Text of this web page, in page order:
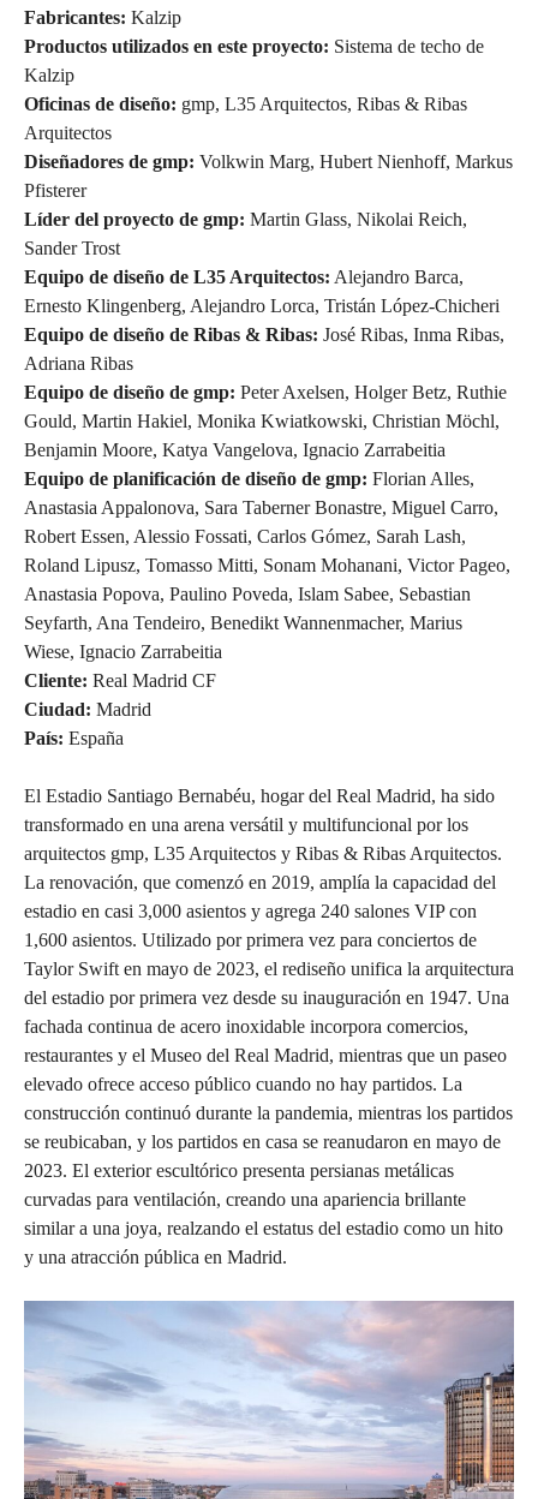
Fabricantes: Kalzip
Productos utilizados en este proyecto: Sistema de techo de
Kalzip
Oficinas de diseño: gmp, L35 Arquitectos, Ribas & Ribas
Arquitectos
Diseñadores de gmp: Volkwin Marg, Hubert Nienhoff, Markus
Pfisterer
Líder del proyecto de gmp: Martin Glass, Nikolai Reich,
Sander Trost
Equipo de diseño de L35 Arquitectos: Alejandro Barca,
Ernesto Klingenberg, Alejandro Lorca, Tristán López-Chicheri
Equipo de diseño de Ribas & Ribas: José Ribas, Inma Ribas,
Adriana Ribas
Equipo de diseño de gmp: Peter Axelsen, Holger Betz, Ruthie
Gould, Martin Hakiel, Monika Kwiatkowski, Christian Möchl,
Benjamin Moore, Katya Vangelova, Ignacio Zarrabeitia
Equipo de planificación de diseño de gmp: Florian Alles,
Anastasia Appalonova, Sara Taberner Bonastre, Miguel Carro,
Robert Essen, Alessio Fossati, Carlos Gómez, Sarah Lash,
Roland Lipusz, Tomasso Mitti, Sonam Mohanani, Victor Pageo,
Anastasia Popova, Paulino Poveda, Islam Sabee, Sebastian
Seyfarth, Ana Tendeiro, Benedikt Wannenmacher, Marius
Wiese, Ignacio Zarrabeitia
Cliente: Real Madrid CF
Ciudad: Madrid
País: España
El Estadio Santiago Bernabéu, hogar del Real Madrid, ha sido
transformado en una arena versátil y multifuncional por los
arquitectos gmp, L35 Arquitectos y Ribas & Ribas Arquitectos.
La renovación, que comenzó en 2019, amplía la capacidad del
estadio en casi 3,000 asientos y agrega 240 salones VIP con
1,600 asientos. Utilizado por primera vez para conciertos de
Taylor Swift en mayo de 2023, el rediseño unifica la arquitectura
del estadio por primera vez desde su inauguración en 1947. Una
fachada continua de acero inoxidable incorpora comercios,
restaurantes y el Museo del Real Madrid, mientras que un paseo
elevado ofrece acceso público cuando no hay partidos. La
construcción continuó durante la pandemia, mientras los partidos
se reubicaban, y los partidos en casa se reanudaron en mayo de
2023. El exterior escultórico presenta persianas metálicas
curvadas para ventilación, creando una apariencia brillante
similar a una joya, realzando el estatus del estadio como un hito
y una atracción pública en Madrid.